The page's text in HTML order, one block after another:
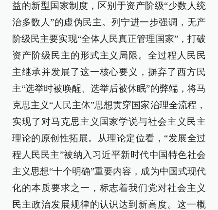
益的新型国家制度，区别于资产阶级“少数人统
治多数人”的虚伪民主。列宁进一步强调，无产
阶级民主要实现“全体人民真正管理国家”，打破
资产阶级民主的形式主义局限。全过程人民民
主继承并发展了这一核心要义，摒弃了西方民
主“选举时被唤醒、选举后被休眠”的弊端，将马
克思主义“人民主体”思想贯穿国家治理全流程，
实现了对马克思主义国家学说与社会主义民主
理论的原创性拓展。从理论定位看，“发展全过
程人民民主”被纳入习近平新时代中国特色社会
主义思想“十个明确”重要内容，成为中国式现代
化的本质要求之一，标志着我们党对社会主义
民主政治发展规律的认识达到新高度。这一概